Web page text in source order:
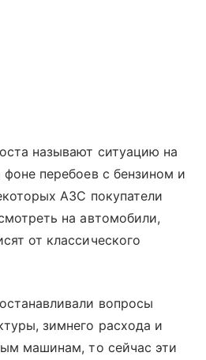
называют ситуацию на
перебоев с бензином и
АЗС покупатели
на автомобили,
от классического
вопросы
зимнего расхода и
машинам, то сейчас эти